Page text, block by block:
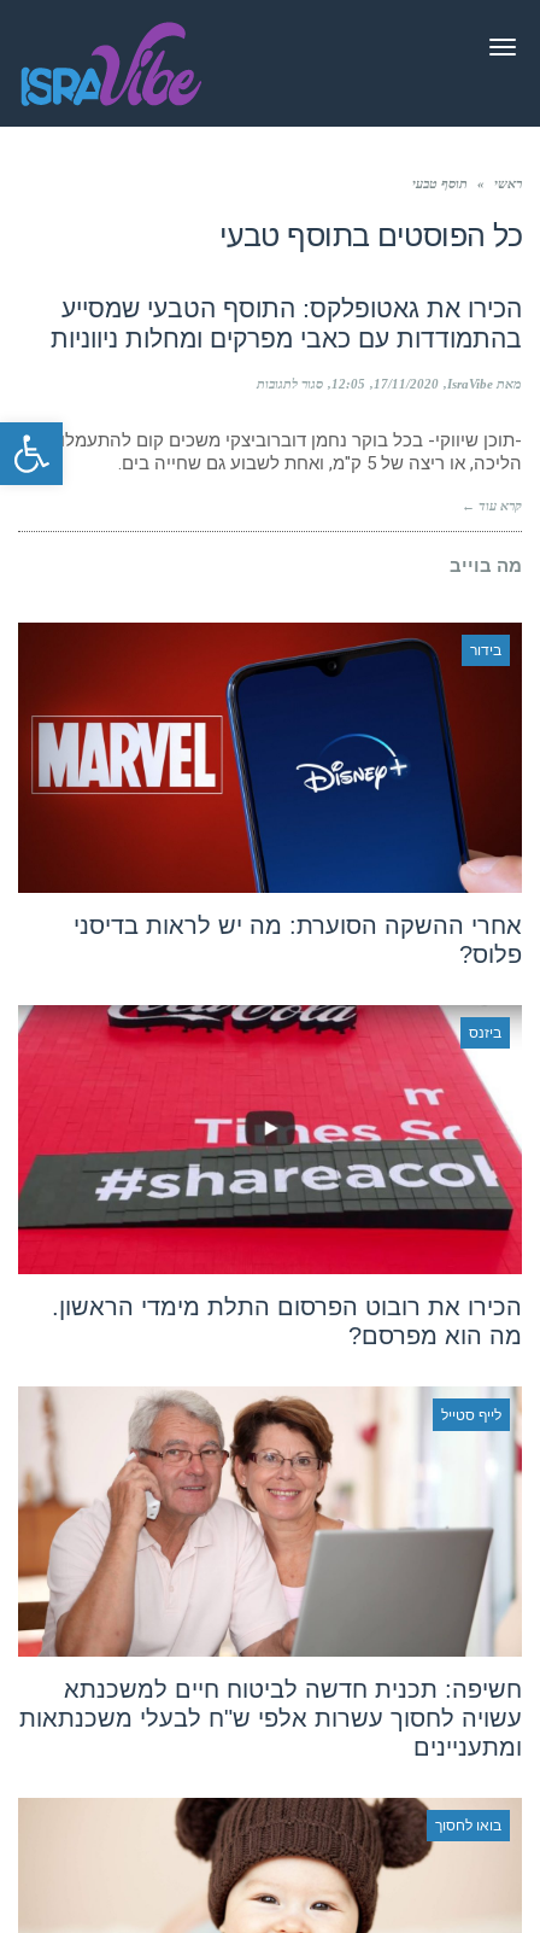
תפריט
ראשי » תוסף טבעי
כל הפוסטים בתוסף טבעי
הכירו את גאטופלקס: התוסף הטבעי שמסייע
בהתמודדות עם כאבי מפרקים ומחלות ניווניות
מאת IsraVibe 17/11/2020
12:05 סגור לתגובות
גאטופלקס:
התוסף
עם
-תוכן שיווקי- בכל בוקר נחמן דוברוביצקי משכים קום להתעמלות,
הליכה, או ריצה של 5 ק"מ, ואחת לשבוע גם שחייה בים.
קרא עוד ←
מה בוייב
בידור
אחרי ההשקה הסוערת: מה יש לראות בדיסני
פלוס?
ביזנס
הכירו את רובוט הפרסום התלת מימדי הראשון.
מה הוא מפרסם?
לייף סטייל
חשיפה: תכנית חדשה לביטוח חיים למשכנתא
עשויה לחסוך עשרות אלפי ש"ח לבעלי משכנתאות
ומתעניינים
בואו לחסוך
פתח